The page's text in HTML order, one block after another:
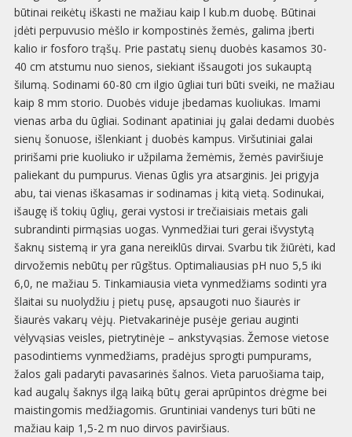
būtinai reikėtų iškasti ne mažiau kaip l kub.m duobę. Būtinai
įdėti perpuvusio mėšlo ir kompostinės žemės, galima įberti
kalio ir fosforo trąšų. Prie pastatų sienų duobės kasamos 30-
40 cm atstumu nuo sienos, siekiant išsaugoti jos sukauptą
šilumą. Sodinami 60-80 cm ilgio ūgliai turi būti sveiki, ne mažiau
kaip 8 mm storio. Duobės viduje įbedamas kuoliukas. Imami
vienas arba du ūgliai. Sodinant apatiniai jų galai dedami duobės
sienų šonuose, išlenkiant į duobės kampus. Viršutiniai galai
pririšami prie kuoliuko ir užpilama žemėmis, žemės paviršiuje
paliekant du pumpurus. Vienas ūglis yra atsarginis. Jei prigyja
abu, tai vienas iškasamas ir sodinamas į kitą vietą. Sodinukai,
išaugę iš tokių ūglių, gerai vystosi ir trečiaisiais metais gali
subrandinti pirmąsias uogas. Vynmedžiai turi gerai išvystytą
šaknų sistemą ir yra gana nereiklūs dirvai. Svarbu tik žiūrėti, kad
dirvožemis nebūtų per rūgštus. Optimaliausias pH nuo 5,5 iki
6,0, ne mažiau 5. Tinkamiausia vieta vynmedžiams sodinti yra
šlaitai su nuolydžiu į pietų pusę, apsaugoti nuo šiaurės ir
šiaurės vakarų vėjų. Pietvakarinėje pusėje geriau auginti
vėlyvąsias veisles, pietrytinėje – ankstyvąsias. Žemose vietose
pasodintiems vynmedžiams, pradėjus sprogti pumpurams,
žalos gali padaryti pavasarinės šalnos. Vieta paruošiama taip,
kad augalų šaknys ilgą laiką būtų gerai aprūpintos drėgme bei
maistingomis medžiagomis. Gruntiniai vandenys turi būti ne
mažiau kaip 1,5-2 m nuo dirvos paviršiaus.